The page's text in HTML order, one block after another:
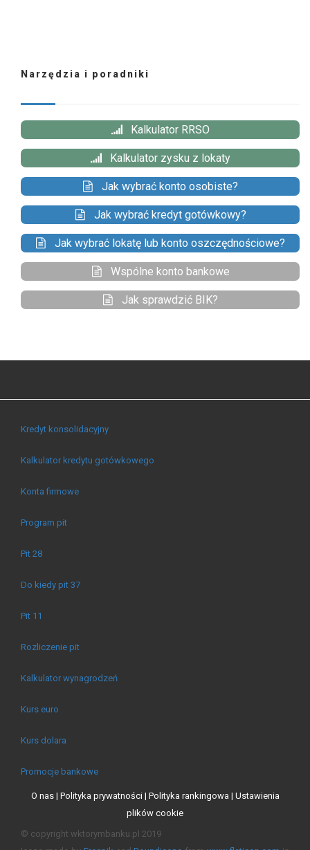
Narzędzia i poradniki
Kalkulator RRSO
Kalkulator zysku z lokaty
Jak wybrać konto osobiste?
Jak wybrać kredyt gotówkowy?
Jak wybrać lokatę lub konto oszczędnościowe?
Wspólne konto bankowe
Jak sprawdzić BIK?
Kredyt konsolidacyjny
Kalkulator kredytu gotówkowego
Konta firmowe
Program pit
Pit 28
Do kiedy pit 37
Pit 11
Rozliczenie pit
Kalkulator wynagrodzeń
Kurs euro
Kurs dolara
Promocje bankowe
O nas | Polityka prywatności | Polityka rankingowa | Ustawienia
plików cookie
© copyright wktorymbanku.pl 2019